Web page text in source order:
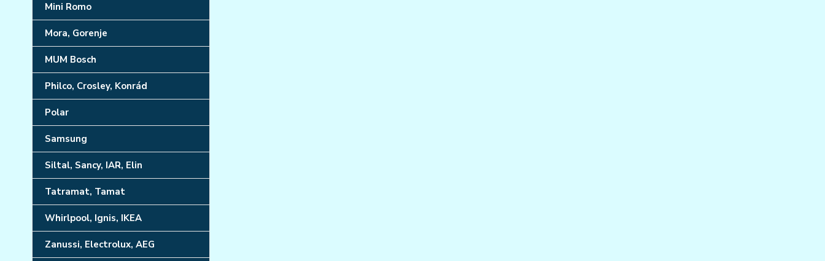
Mini Romo
Mora, Gorenje
MUM Bosch
Philco, Crosley, Konrád
Polar
Samsung
Siltal, Sancy, IAR, Elin
Tatramat, Tamat
Whirlpool, Ignis, IKEA
Zanussi, Electrolux, AEG